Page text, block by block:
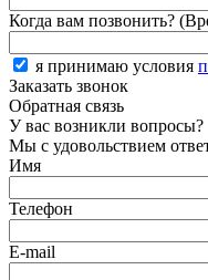
Когда вам позвонить?
я принимаю условия
Заказать звонок
Обратная связь
У вас возникли вопросы?
Мы с удовольствием
Имя
Телефон
E-mail